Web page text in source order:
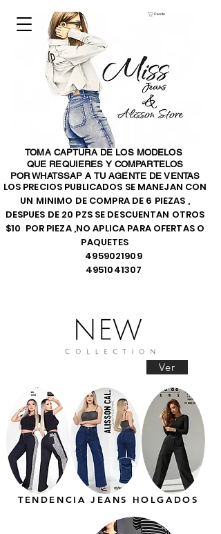
LOS PRECIOS PUBLICADOS SE MANEJAN CON
UN MINIMO DE COMPRA DE 6 PIEZAS ,
DESPUES DE 20 PZS SE DESCUENTAN OTROS
$10 POR PIEZA ,NO APLICA PARA OFERTAS O
PAQUETES
4959021909
4951041307
Ver
TOMA CAPTURA DE LOS MODELOS
QUE REQUIERES Y COMPARTELOS
POR WHATSSAP A TU AGENTE DE VENTAS
Carrito
TENDENCIA JEANS HOLGADOS